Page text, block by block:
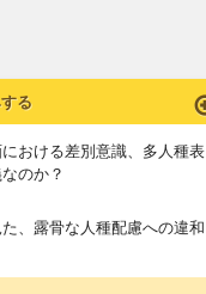
る
おける差別意識、多人種表
のか？
、露骨な人種配慮への違和